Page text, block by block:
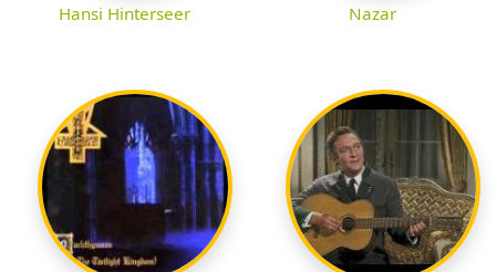
Hansi Hinterseer Nazar